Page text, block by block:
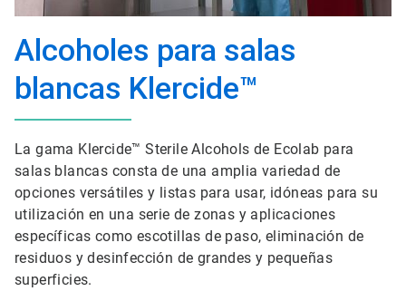
Alcoholes para salas
blancas Klercide™
La gama Klercide™ Sterile Alcohols de Ecolab para
salas blancas consta de una amplia variedad de
opciones versátiles y listas para usar, idóneas para su
utilización en una serie de zonas y aplicaciones
específicas como escotillas de paso, eliminación de
residuos y desinfección de grandes y pequeñas
superficies.